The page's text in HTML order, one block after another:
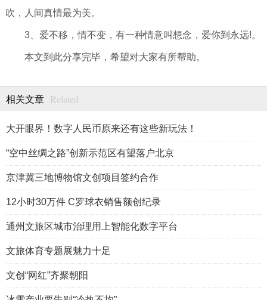
吹，人间真情最为美。
3、爱不移，情不变，有一种情意叫想念，爱你到永远!。
本文到此分享完毕，希望对大家有所帮助。
相关文章 Related
大开眼界！数字人民币原来还有这些新玩法！
“空中丝绸之路”创新示范区有望落户北京
京津冀三地博物馆文创项目签约合作
12小时30万件 C罗球衣销售额创纪录
通州文旅区城市治理用上智能化数字平台
文旅体育专题展魅力十足
文创“网红”齐聚朝阳